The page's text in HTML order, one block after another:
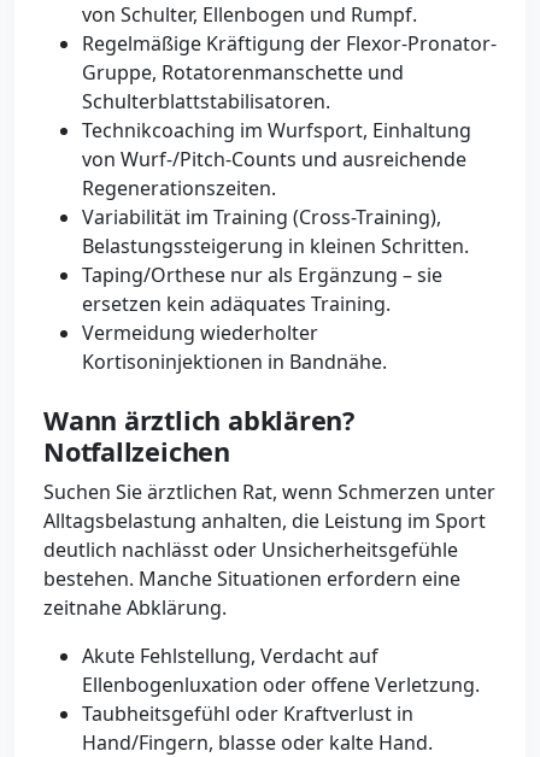
von Schulter, Ellenbogen und Rumpf.
Regelmäßige Kräftigung der Flexor-Pronator-
Gruppe, Rotatorenmanschette und
Schulterblattstabilisatoren.
Technikcoaching im Wurfsport, Einhaltung
von Wurf-/Pitch-Counts und ausreichende
Regenerationszeiten.
Variabilität im Training (Cross-Training),
Belastungssteigerung in kleinen Schritten.
Taping/Orthese nur als Ergänzung – sie
ersetzen kein adäquates Training.
Vermeidung wiederholter
Kortisoninjektionen in Bandnähe.
Wann ärztlich abklären?
Notfallzeichen
Suchen Sie ärztlichen Rat, wenn Schmerzen unter
Alltagsbelastung anhalten, die Leistung im Sport
deutlich nachlässt oder Unsicherheitsgefühle
bestehen. Manche Situationen erfordern eine
zeitnahe Abklärung.
Akute Fehlstellung, Verdacht auf
Ellenbogenluxation oder offene Verletzung.
Taubheitsgefühl oder Kraftverlust in
Hand/Fingern, blasse oder kalte Hand.